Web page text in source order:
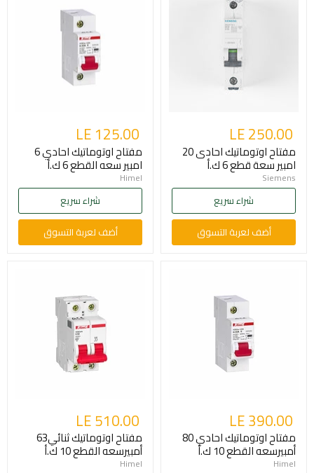
LE 250.00
مفتاح اوتوماتيك احادى 20
امبير سعة قطع 6 ك.أ
Siemens
شراء سريع
أضف لعربة التسوق
LE 125.00
مفتاح اوتوماتيك احادي 6
امبير سعه القطع 6 ك.أ
Himel
شراء سريع
أضف لعربة التسوق
LE 390.00
مفتاح اوتوماتيك احادي 80
أمبيرسعه القطع 10 ك.أ
Himel
LE 510.00
مفتاح اوتوماتيك ثنائي63
أمبيرسعه القطع 10 ك.أ
Himel